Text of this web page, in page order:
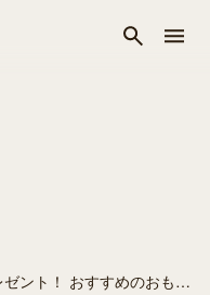
愛犬にクリスマスプレゼント！ おすすめのおもちゃ9選